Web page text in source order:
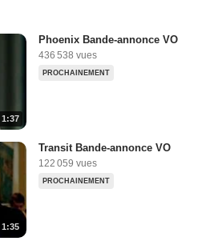
1:37
Phoenix Bande-annonce VO
436 538 vues
PROCHAINEMENT
1:35
Transit Bande-annonce VO
122 059 vues
PROCHAINEMENT